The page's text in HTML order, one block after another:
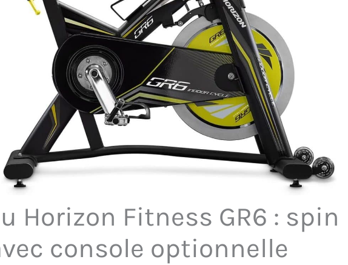
Horizon Fitness GR6 : spin
console optionnelle